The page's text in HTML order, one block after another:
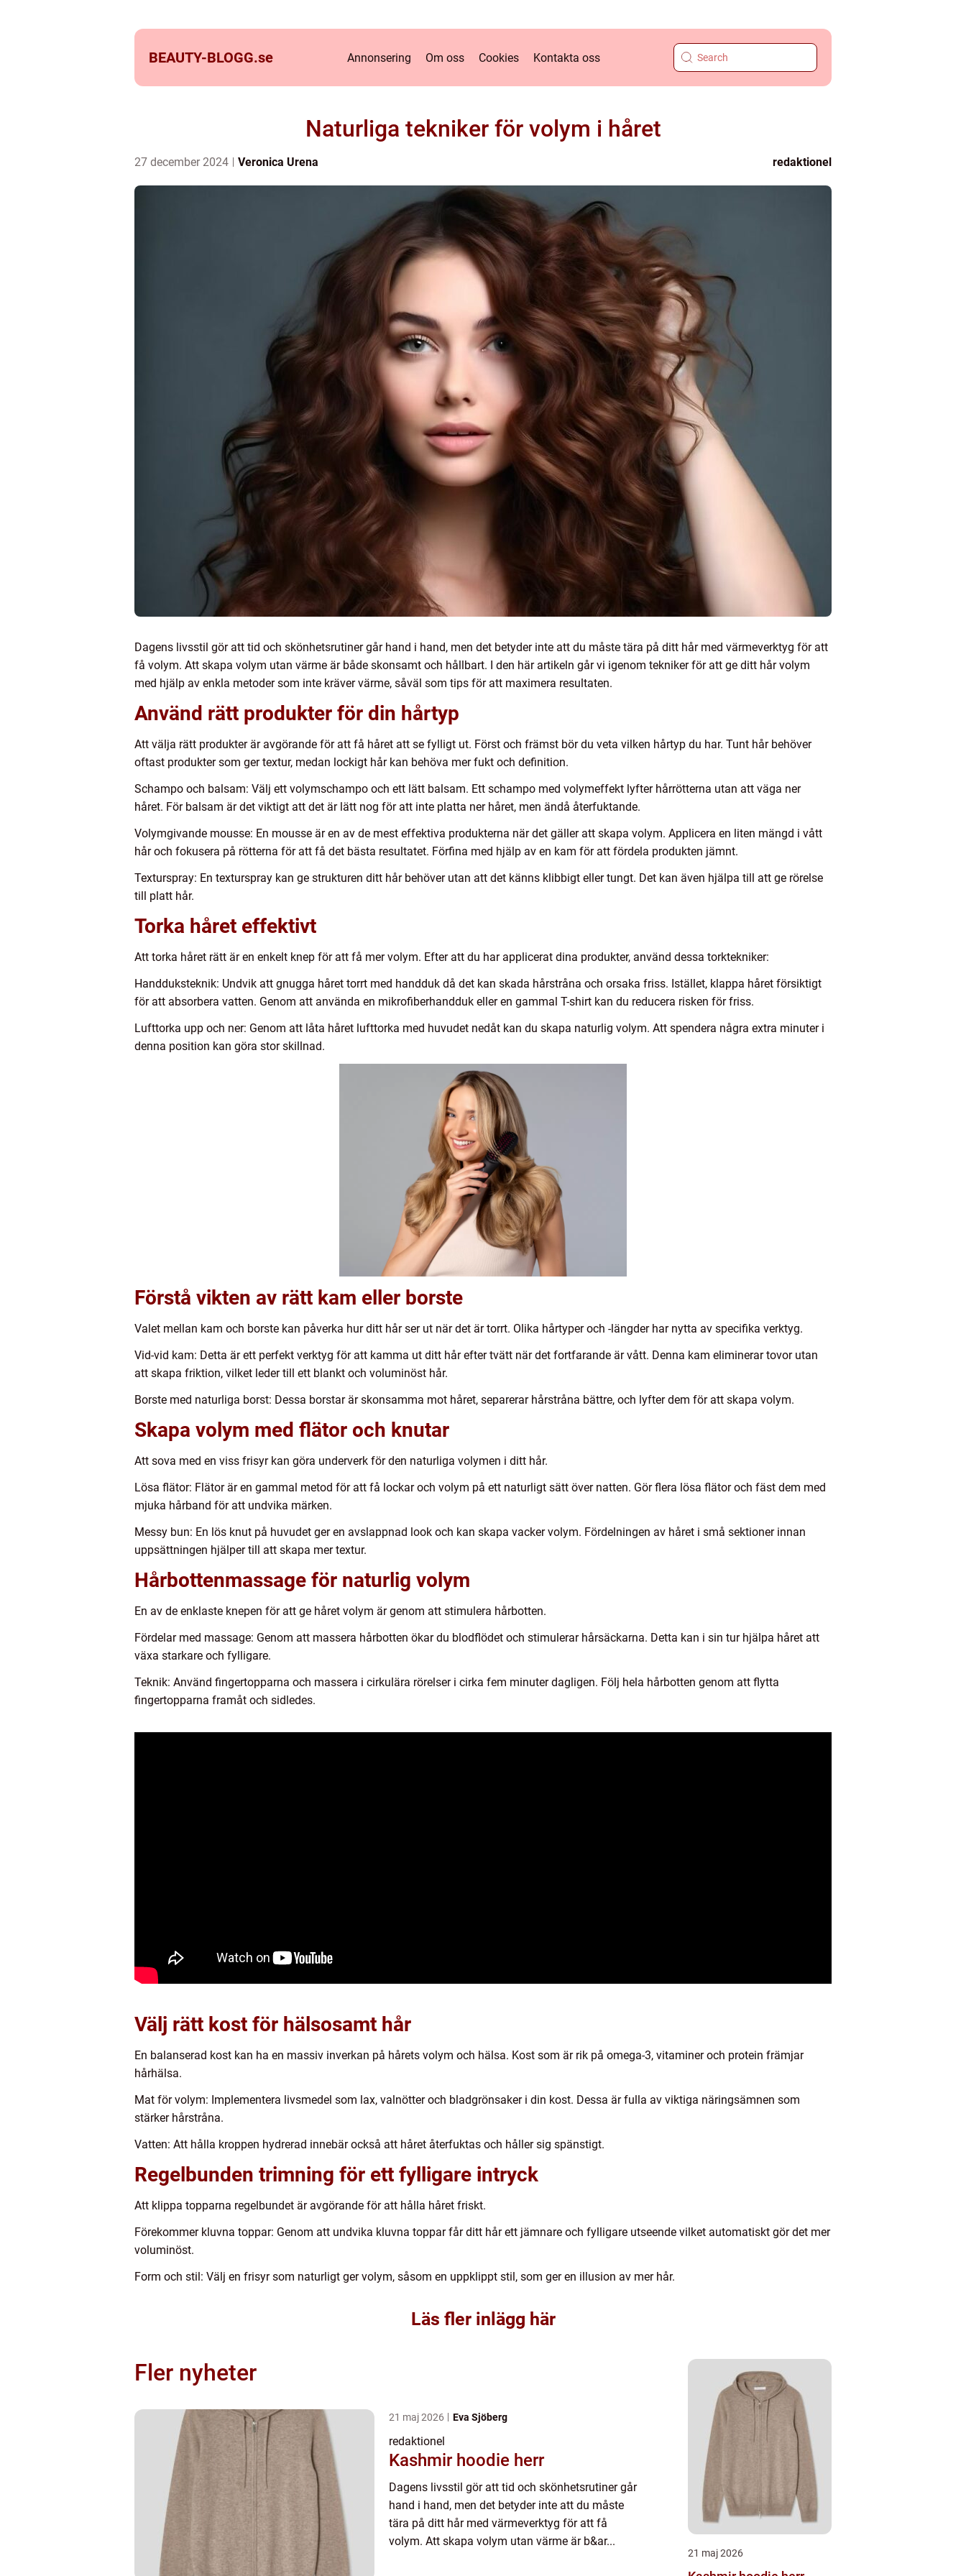
BEAUTY-BLOGG.se Annonsering Om oss Cookies Kontakta oss
Naturliga tekniker för volym i håret
27 december 2024 Veronica Urena redaktionel
Dagens livsstil gör att tid och skönhetsrutiner går hand i hand, men det betyder inte att du måste tära på ditt hår med värmeverktyg för att
få volym. Att skapa volym utan värme är både skonsamt och hållbart. I den här artikeln går vi igenom tekniker för att ge ditt hår volym
med hjälp av enkla metoder som inte kräver värme, såväl som tips för att maximera resultaten.
Använd rätt produkter för din hårtyp
Att välja rätt produkter är avgörande för att få håret att se fylligt ut. Först och främst bör du veta vilken hårtyp du har. Tunt hår behöver
oftast produkter som ger textur, medan lockigt hår kan behöva mer fukt och definition.
Schampo och balsam: Välj ett volymschampo och ett lätt balsam. Ett schampo med volymeffekt lyfter hårrötterna utan att väga ner
håret. För balsam är det viktigt att det är lätt nog för att inte platta ner håret, men ändå återfuktande.
Volymgivande mousse: En mousse är en av de mest effektiva produkterna när det gäller att skapa volym. Applicera en liten mängd i vått
hår och fokusera på rötterna för att få det bästa resultatet. Förfina med hjälp av en kam för att fördela produkten jämnt.
Texturspray: En texturspray kan ge strukturen ditt hår behöver utan att det känns klibbigt eller tungt. Det kan även hjälpa till att ge rörelse
till platt hår.
Torka håret effektivt
Att torka håret rätt är en enkelt knep för att få mer volym. Efter att du har applicerat dina produkter, använd dessa torktekniker:
Handduksteknik: Undvik att gnugga håret torrt med handduk då det kan skada hårstråna och orsaka friss. Istället, klappa håret försiktigt
för att absorbera vatten. Genom att använda en mikrofiberhandduk eller en gammal T-shirt kan du reducera risken för friss.
Lufttorka upp och ner: Genom att låta håret lufttorka med huvudet nedåt kan du skapa naturlig volym. Att spendera några extra minuter i
denna position kan göra stor skillnad.
Förstå vikten av rätt kam eller borste
Valet mellan kam och borste kan påverka hur ditt hår ser ut när det är torrt. Olika hårtyper och -längder har nytta av specifika verktyg.
Vid-vid kam: Detta är ett perfekt verktyg för att kamma ut ditt hår efter tvätt när det fortfarande är vått. Denna kam eliminerar tovor utan
att skapa friktion, vilket leder till ett blankt och voluminöst hår.
Borste med naturliga borst: Dessa borstar är skonsamma mot håret, separerar hårstråna bättre, och lyfter dem för att skapa volym.
Skapa volym med flätor och knutar
Att sova med en viss frisyr kan göra underverk för den naturliga volymen i ditt hår.
Lösa flätor: Flätor är en gammal metod för att få lockar och volym på ett naturligt sätt över natten. Gör flera lösa flätor och fäst dem med
mjuka hårband för att undvika märken.
Messy bun: En lös knut på huvudet ger en avslappnad look och kan skapa vacker volym. Fördelningen av håret i små sektioner innan
uppsättningen hjälper till att skapa mer textur.
Hårbottenmassage för naturlig volym
En av de enklaste knepen för att ge håret volym är genom att stimulera hårbotten.
Fördelar med massage: Genom att massera hårbotten ökar du blodflödet och stimulerar hårsäckarna. Detta kan i sin tur hjälpa håret att
växa starkare och fylligare.
Teknik: Använd fingertopparna och massera i cirkulära rörelser i cirka fem minuter dagligen. Följ hela hårbotten genom att flytta
fingertopparna framåt och sidledes.
Välj rätt kost för hälsosamt hår
En balanserad kost kan ha en massiv inverkan på hårets volym och hälsa. Kost som är rik på omega-3, vitaminer och protein främjar
hårhälsa.
Mat för volym: Implementera livsmedel som lax, valnötter och bladgrönsaker i din kost. Dessa är fulla av viktiga näringsämnen som
stärker hårstråna.
Vatten: Att hålla kroppen hydrerad innebär också att håret återfuktas och håller sig spänstigt.
Regelbunden trimning för ett fylligare intryck
Att klippa topparna regelbundet är avgörande för att hålla håret friskt.
Förekommer kluvna toppar: Genom att undvika kluvna toppar får ditt hår ett jämnare och fylligare utseende vilket automatiskt gör det mer
voluminöst.
Form och stil: Välj en frisyr som naturligt ger volym, såsom en uppklippt stil, som ger en illusion av mer hår.
Läs fler inlägg här
Fler nyheter
21 maj 2026 Eva Sjöberg
redaktionel
Kashmir hoodie herr
Dagens livsstil gör att tid och skönhetsrutiner går
hand i hand, men det betyder inte att du måste
tära på ditt hår med värmeverktyg för att få
volym. Att skapa volym utan värme är b&ar...
21 maj 2026